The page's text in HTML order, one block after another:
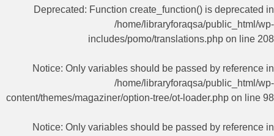
Deprecated: Function create_function() is deprecated in
/home/libraryforaqsa/public_html/wp-
includes/pomo/translations.php on line 208
Notice: Only variables should be passed by reference in
/home/libraryforaqsa/public_html/wp-
content/themes/magaziner/option-tree/ot-loader.php on line 98
Notice: Only variables should be passed by reference in